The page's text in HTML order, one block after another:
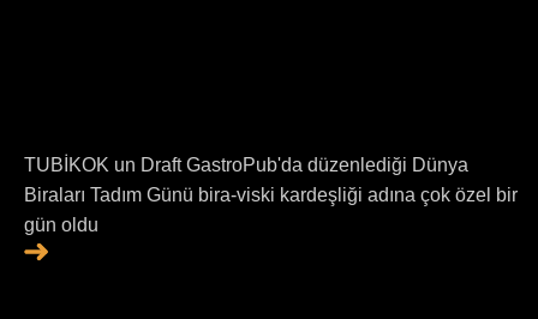
TUBİKOK un Draft GastroPub'da düzenlediği Dünya
Biraları Tadım Günü bira-viski kardeşliği adına çok özel bir
gün oldu